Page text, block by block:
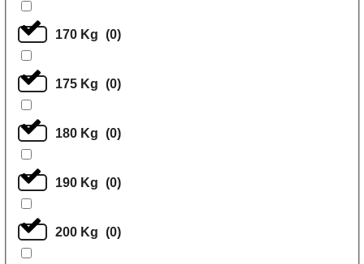
170 Kg (0)
175 Kg (0)
180 Kg (0)
190 Kg (0)
200 Kg (0)